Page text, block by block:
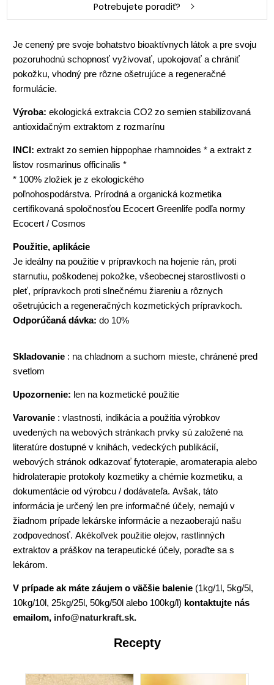
Potrebujete poradiť?
Je cenený pre svoje bohatstvo bioaktívnych látok a pre svoju
pozoruhodnú schopnosť vyživovať, upokojovať a chrániť
pokožku, vhodný pre rôzne ošetrujúce a regeneračné
formulácie.
Výroba: ekologická extrakcia CO2 zo semien stabilizovaná
antioxidačným extraktom z rozmarínu
INCI: extrakt zo semien hippophae rhamnoides * a extrakt z
listov rosmarinus officinalis *
* 100% zložiek je z ekologického
poľnohospodárstva. Prírodná a organická kozmetika
certifikovaná spoločnosťou Ecocert Greenlife podľa normy
Ecocert / Cosmos
Použitie, aplikácie
Je ideálny na použitie v prípravkoch na hojenie rán, proti
starnutiu, poškodenej pokožke, všeobecnej starostlivosti o
pleť, prípravkoch proti slnečnému žiareniu a rôznych
ošetrujúcich a regeneračných kozmetických prípravkoch.
Odporúčaná dávka: do 10%
Skladovanie : na chladnom a suchom mieste, chránené pred
svetlom
Upozornenie: len na kozmetické použitie
Varovanie : vlastnosti, indikácia a použitia výrobkov
uvedených na webových stránkach prvky sú založené na
literatúre dostupné v knihách, vedeckých publikácií,
webových stránok odkazovať fytoterapie, aromaterapia alebo
hidrolaterapie protokoly kozmetiky a chémie kozmetiku, a
dokumentácie od výrobcu / dodávateľa. Avšak, táto
informácia je určený len pre informačné účely, nemajú v
žiadnom prípade lekárske informácie a nezaoberajú našu
zodpovednosť. Akékoľvek použitie olejov, rastlinných
extraktov a práškov na terapeutické účely, poraďte sa s
lekárom.
V prípade ak máte záujem o väčšie balenie (1kg/1l, 5kg/5l,
10kg/10l, 25kg/25l, 50kg/50l alebo 100kg/l) kontaktujte nás
emailom, info@naturkraft.sk.
Recepty